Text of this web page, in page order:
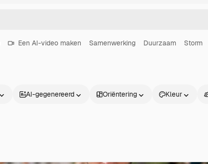
Een AI-video maken Samenwerking Duurzaam Storm
AI-gegenereerd Oriëntering Kleur